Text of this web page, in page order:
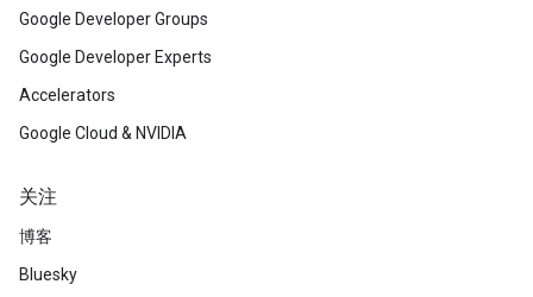
Google Developer Groups
Google Developer Experts
Accelerators
Google Cloud & NVIDIA
关注
博客
Bluesky